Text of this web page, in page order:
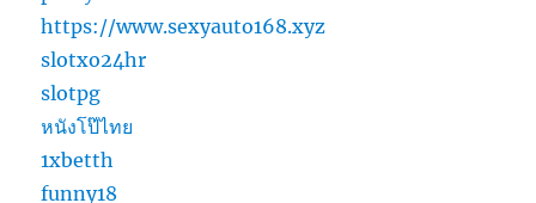
https://www.sexyauto168.xyz
slotxo24hr
slotpg
หนังโป๊ไทย
1xbetth
funny18